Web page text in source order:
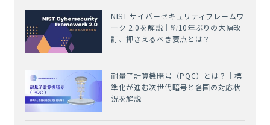
NIST サイバーセキュリティフレームワ
ーク 2.0を解説｜約10年ぶりの大幅改
訂、押さえるべき要点とは？
耐量子計算機暗号（PQC）とは？｜標
準化が進む次世代暗号と各国の対応状
況を解説